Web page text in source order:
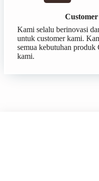
Kami selalu berinovasi
untuk customer kami.
semua kebutuhan
kami.